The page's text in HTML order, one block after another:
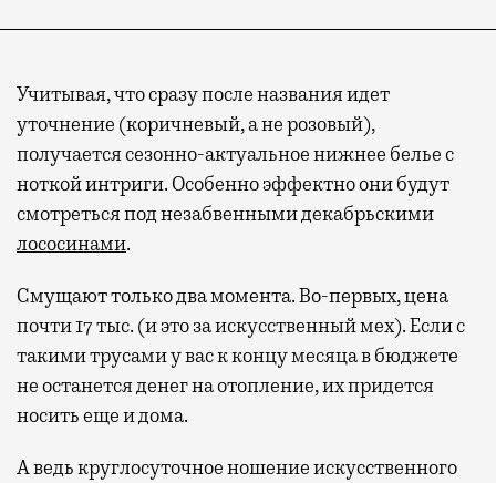
Учитывая, что сразу после названия идет
уточнение (коричневый, а не розовый),
получается сезонно-актуальное нижнее белье с
ноткой интриги. Особенно эффектно они будут
смотреться под незабвенными декабрьскими
лососинами.
Смущают только два момента. Во-первых, цена
почти 17 тыс. (и это за искусственный мех). Если с
такими трусами у вас к концу месяца в бюджете
не останется денег на отопление, их придется
носить еще и дома.
А ведь круглосуточное ношение искусственного